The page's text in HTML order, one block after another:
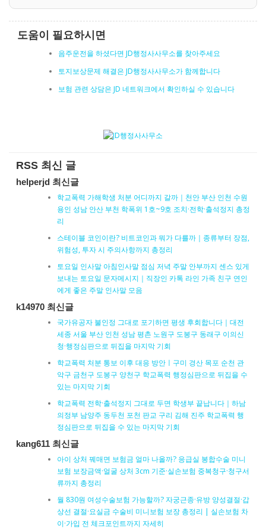
도움이 필요하시면
음주운전을 하셨다면 JD행정사사무소를 찾아주세요
토지보상문제 해결은 JD행정사사무소가 함께합니다
보험 관련 상담은 JD 네트워크에서 확인하실 수 있습니다
RSS 최신 글
helperjd 최신글
학교폭력 가해학생 처분 어디까지 갈까｜천안 부산 인천 수원
용인 성남 안산 부천 학폭위 1호~9호 조치·전학·출석정지 총정
리
스테이블 코인이란? 비트코인과 뭐가 다를까｜종류부터 장점,
위험성, 투자 시 주의사항까지 총정리
토요일 인사말 아침인사말 점심 저녁 주말 안부까지 센스 있게
보내는 토요일 문자메시지｜직장인 카톡 라인 가족 친구 연인
에게 좋은 주말 인사말 모음
k14970 최신글
국가유공자 불인정 그대로 포기하면 평생 후회합니다｜대전
세종 서울 부산 인천 성남 평촌 노원구 도봉구 동래구 이의신
청·행정심판으로 뒤집을 마지막 기회
학교폭력 처분 통보 이후 대응 방안ㅣ구미 경산 목포 순천 관
악구 금천구 도봉구 양천구 학교폭력 행정심판으로 뒤집을 수
있는 마지막 기회
학교폭력 전학·출석정지 그대로 두면 학생부 끝납니다｜하남
의정부 남양주 동두천 포천 판교 구리 김해 진주 학교폭력 행
정심판으로 뒤집을 수 있는 마지막 기회
kang611 최신글
아이 상처 꿰매면 보험금 얼마 나올까? 응급실 봉합수술 미니
보험 보장금액·얼굴 상처 3cm 기준·실손보험 중복청구·청구서
류까지 총정리
월 830원 여성수술보험 가능할까? 자궁근종·유방 양성결절·갑
상선 결절·요실금 수술비 미니보험 보장 총정리 | 실손보험 차
이·가입 전 체크포인트까지 자세히